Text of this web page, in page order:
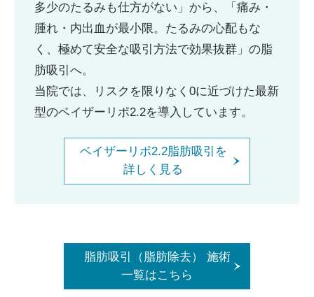
多少のたるみも仕方がない」から、「痛み・
腫れ・内出血が最小限。たるみの心配もな
く、極めて安全な吸引方法で効果抜群」の脂
肪吸引へ。
当院では、リスクを限りなく0に近づけた最新
型のベイザーリポ2.2を導入しています。
ベイザーリポ2.2脂肪吸引を
詳しく見る
脂肪吸引（脂肪除去） 施術
一覧はこちら